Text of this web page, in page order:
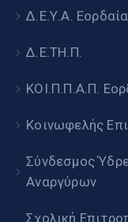
Δ.Ε.Υ.Α.
Δ.Ε.ΤΗ.Π.
ΚΟΙ.Π.Π.Α.Π.
Κοινωφελής
Σύνδεσμος
Αναργύρων
Σχολική